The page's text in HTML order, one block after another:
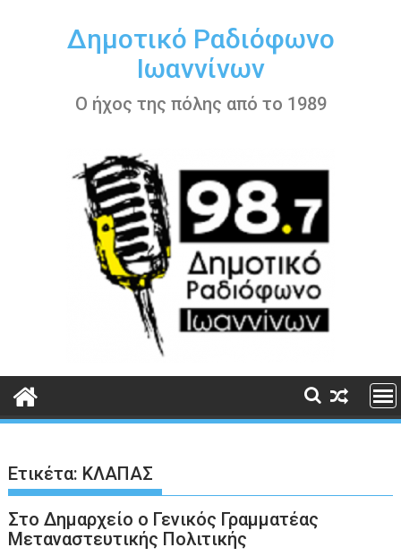
περιεχόμενοΔημοτικό Ραδιόφωνο
Ιωαννίνων
Ο ήχος της πόλης από το 1989
Ετικέτα: ΚΛΑΠΑΣ
Στο Δημαρχείο ο Γενικός Γραμματέας
Μεταναστευτικής Πολιτικής